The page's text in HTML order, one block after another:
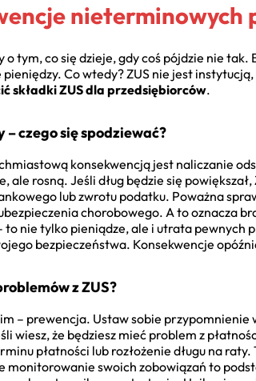
nieterminowych
o tym, co się dzieje, gdy coś pójdzie nie
Co wtedy? ZUS nie jest
składki ZUS dla przedsiębiorców.
czego się spodziewać?
konsekwencją jest naliczanie
ale rosną. Jeśli dług będzie się
lub zwrotu podatku. Poważna
chorobowego. A to oznacza
to nie tylko pieniądze, ale i utrata pewnych
bezpieczeństwa. Konsekwencje
z ZUS?
– prewencja. Ustaw sobie
wiesz, że będziesz mieć problem z
płatności lub rozłożenie długu na
monitorowanie swoich zobowiązań to